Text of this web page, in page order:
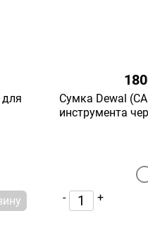
Сумка Dewal
инструмента
- +